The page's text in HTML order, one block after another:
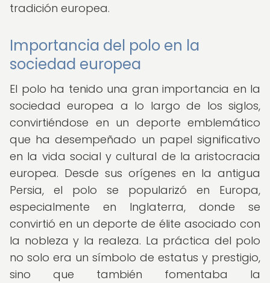
tradición europea.
Importancia del polo en la
sociedad europea
El polo ha tenido una gran importancia en la
sociedad europea a lo largo de los siglos,
convirtiéndose en un deporte emblemático
que ha desempeñado un papel significativo
en la vida social y cultural de la aristocracia
europea. Desde sus orígenes en la antigua
Persia, el polo se popularizó en Europa,
especialmente en Inglaterra, donde se
convirtió en un deporte de élite asociado con
la nobleza y la realeza. La práctica del polo
no solo era un símbolo de estatus y prestigio,
sino que también fomentaba la